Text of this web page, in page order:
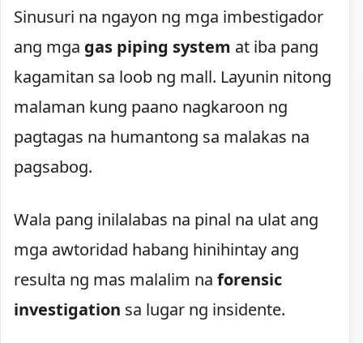
Sinusuri na ngayon ng mga imbestigador
ang mga gas piping system at iba pang
kagamitan sa loob ng mall. Layunin nitong
malaman kung paano nagkaroon ng
pagtagas na humantong sa malakas na
pagsabog.
Wala pang inilalabas na pinal na ulat ang
mga awtoridad habang hinihintay ang
resulta ng mas malalim na forensic
investigation sa lugar ng insidente.